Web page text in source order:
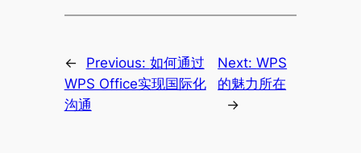
← Previous: 如何通过
WPS Office实现国际化
沟通
Next:WPS
的魅力所在
→